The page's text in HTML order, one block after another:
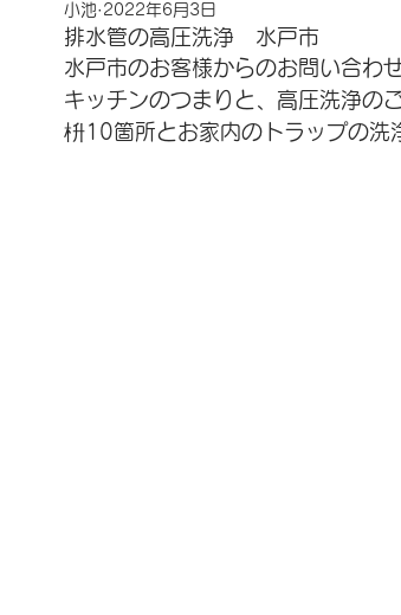
洗面所 お風呂
水栓柱・不凍水栓柱
排水管の高圧洗浄 水戸市
小池 2022年6月3日
水戸市のお客様からのお問い合わせ
キッチンのつまりと、高圧洗浄の
枡10箇所とお家内のトラップの洗